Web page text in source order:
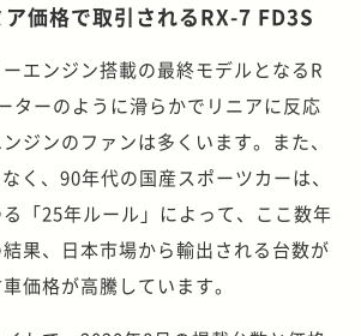
ア価格で取引されるRX-7 FD3S
エンジン搭載の最終モデルとなるR
ターのように滑らかでリニアに反応
ジンのファンは多くいます。また、
く、90年代の国産スポーツカーは、
「25年ルール」によって、ここ数年
果、日本市場から輸出される台数が
価格が高騰しています。